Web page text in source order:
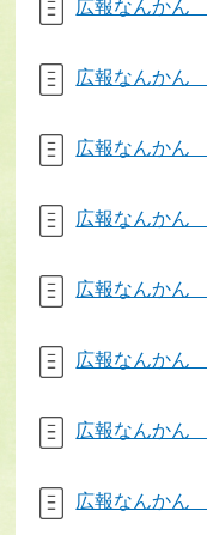
広報なんかん
広報なんかん
広報なんかん
広報なんかん
広報なんかん
広報なんかん
広報なんかん
広報なんかん